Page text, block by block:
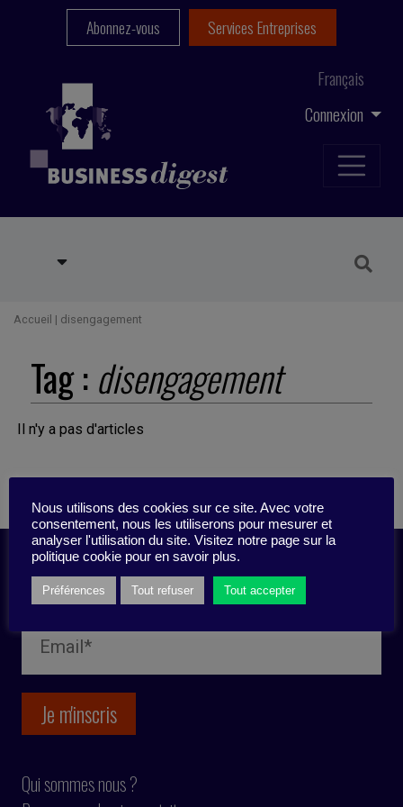
Connexion
Français
Abonnez-vous Services Entreprises
Accueil | disengagement
Tag : disengagement
Il n'y a pas d'articles
Inscription newsletter
Qui sommes nous ?
Nous utilisons des cookies sur ce site. Avec votre
consentement, nous les utiliserons pour mesurer et
analyser l'utilisation du site. Visitez notre page sur la
politique cookie pour en savoir plus.
Préférences Tout refuser Tout accepter